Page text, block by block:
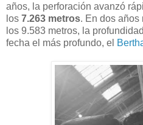
años, la perforación avanzó
los 7.263 metros. En dos años
los 9.583 metros, la
fecha el más profundo, el